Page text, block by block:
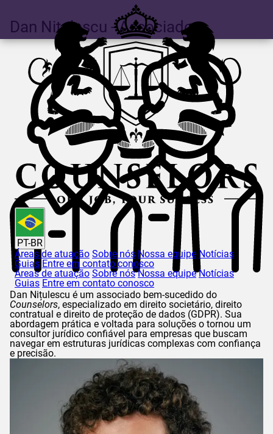
PT-BR
Áreas de atuação Sobre nós Nossa equipe Notícias
Guias Entre em contato conosco
Áreas de atuação Sobre nós Nossa equipe Notícias
Guias Entre em contato conosco
Dan Nițulescu - Associado
Dan Nițulescu é um associado bem-sucedido do
Counselors, especializado em direito societário, direito
contratual e direito de proteção de dados (GDPR). Sua
abordagem prática e voltada para soluções o tornou um
consultor jurídico confiável para empresas que buscam
navegar em estruturas jurídicas complexas com confiança
e precisão.